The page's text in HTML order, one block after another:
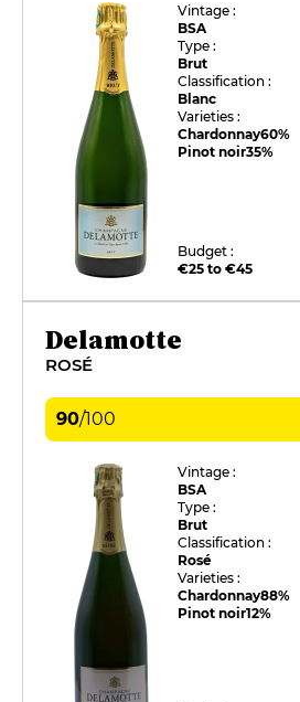
Vintage :
BSA
Type :
Brut
Classification :
Blanc
Varieties :
Chardonnay60%
Pinot noir35%
Budget :
€25 to €45
Delamotte
ROSÉ
90/100
Vintage :
BSA
Type :
Brut
Classification :
Rosé
Varieties :
Chardonnay88%
Pinot noir12%